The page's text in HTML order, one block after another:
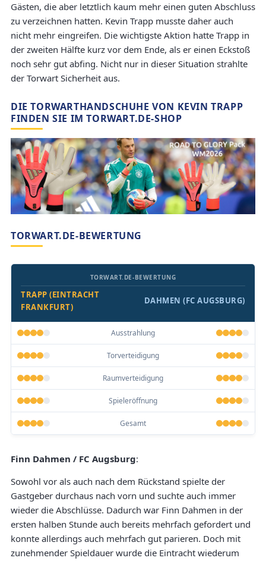
Gästen, die aber letztlich kaum mehr einen guten Abschluss
zu verzeichnen hatten. Kevin Trapp musste daher auch
nicht mehr eingreifen. Die wichtigste Aktion hatte Trapp in
der zweiten Hälfte kurz vor dem Ende, als er einen Eckstoß
noch sehr gut abfing. Nicht nur in dieser Situation strahlte
der Torwart Sicherheit aus.
DIE TORWARTHANDSCHUHE VON KEVIN TRAPP
FINDEN SIE IM TORWART.DE-SHOP
TORWART.DE-BEWERTUNG
TRAPP (EINTRACHT
FRANKFURT)
TORWART.DE-BEWERTUNG
DAHMEN (FC AUGSBURG)
Ausstrahlung
Torverteidigung
Raumverteidigung
Spieleröffnung
Gesamt
Finn Dahmen / FC Augsburg:
Sowohl vor als auch nach dem Rückstand spielte der
Gastgeber durchaus nach vorn und suchte auch immer
wieder die Abschlüsse. Dadurch war Finn Dahmen in der
ersten halben Stunde auch bereits mehrfach gefordert und
konnte allerdings auch mehrfach gut parieren. Doch mit
zunehmender Spieldauer wurde die Eintracht wiederum